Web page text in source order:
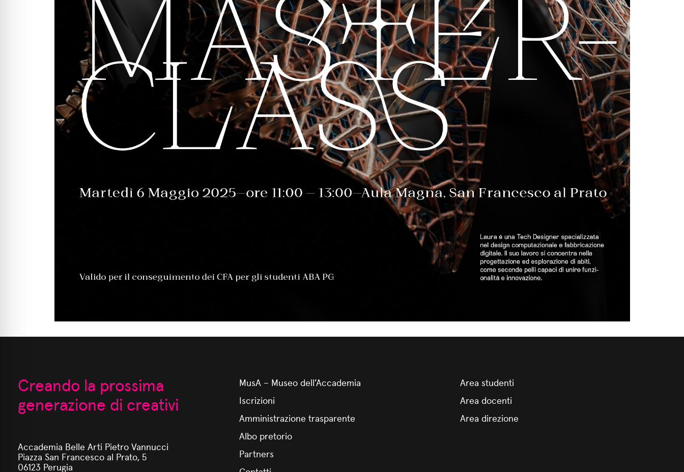
Creando la prossima
generazione di creativi
Accademia Belle Arti Pietro Vannucci
Piazza San Francesco al Prato, 5
06123 Perugia
MusA – Museo dell’Accademia
Iscrizioni
Amministrazione trasparente
Albo pretorio
Partners
Area studenti
Area docenti
Area direzione